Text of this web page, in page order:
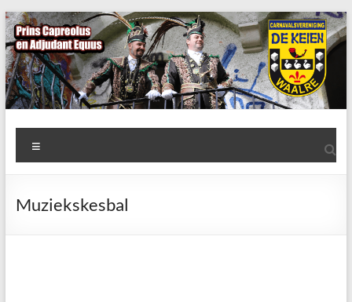
Ga
naar
de
inhoud
AWC
de
Keien
Muziekskesbal